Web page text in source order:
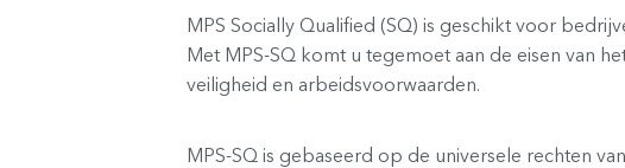
MPS Socially Qualified (SQ) is geschikt voor
Met MPS-SQ komt u tegemoet aan de eisen van
veiligheid en arbeidsvoorwaarden.
MPS-SQ is gebaseerd op de universele rechten